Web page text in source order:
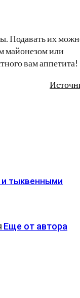
Подавать их
майонезом или
вам аппетита!
и тыквенными
Еще от автора